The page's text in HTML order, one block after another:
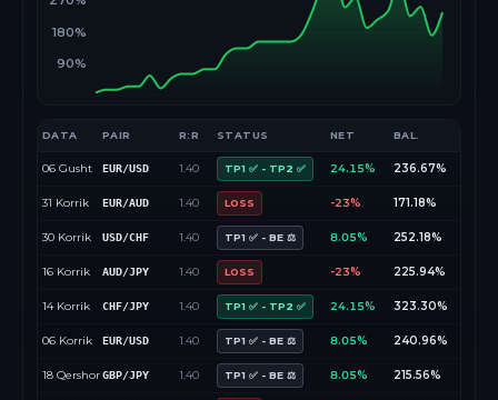
90%
180%
DATA PAIR R:R STATUS NET BAL.
06 Gusht EUR/USD 1.40 TP1 ✅ - TP2 ✅ 24.15% 236.67%
31 Korrik EUR/AUD 1.40 LOSS -23% 171.18%
30 Korrik USD/CHF 1.40 TP1 ✅ - BE ⚖️ 8.05% 252.18%
16 Korrik AUD/JPY 1.40 LOSS -23% 225.94%
14 Korrik CHF/JPY 1.40 TP1 ✅ - TP2 ✅ 24.15% 323.30%
06 Korrik EUR/USD 1.40 TP1 ✅ - BE ⚖️ 8.05% 240.96%
18 QershorGBP/JPY 1.40 TP1 ✅ - BE ⚖️ 8.05% 215.56%